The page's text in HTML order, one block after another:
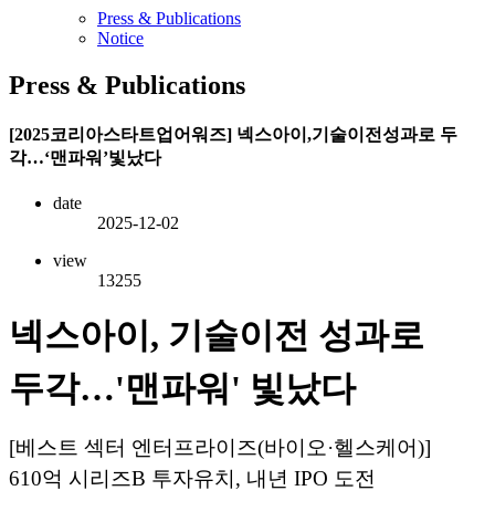
Press & Publications
Notice
Press & Publications
[2025코리아스타트업어워즈] 넥스아이,기술이전성과로 두
각…‘맨파워’빛났다
date
2025-12-02
view
13255
넥스아이, 기술이전 성과로
두각…'맨파워' 빛났다
[베스트 섹터 엔터프라이즈(바이오·헬스케어)]
610억 시리즈B 투자유치, 내년 IPO 도전